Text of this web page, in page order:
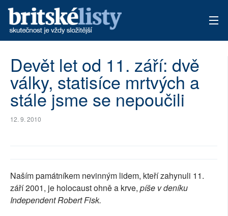
ARCHIV
TÉMATA
AUTOŘI
Devět let od 11. září: dvě
války, statisíce mrtvých a
stále jsme se nepoučili
12. 9. 2010
Naším památníkem nevinným lidem, kteří zahynuli 11.
září 2001, je holocaust ohně a krve, píše v deníku
Independent Robert Fisk.